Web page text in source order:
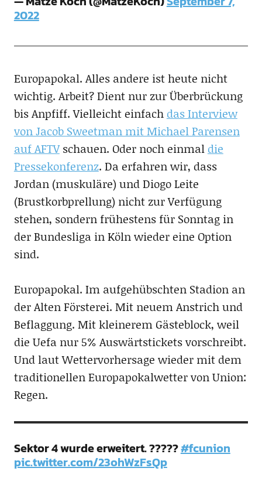
2022
Europapokal. Alles andere ist heute nicht
wichtig. Arbeit? Dient nur zur Überbrückung
bis Anpfiff. Vielleicht einfach das Interview
von Jacob Sweetman mit Michael Parensen
auf AFTVschauen. Oder noch einmal die
Pressekonferenz. Da erfahren wir, dass
Jordan (muskuläre) und Diogo Leite
(Brustkorbprellung) nicht zur Verfügung
stehen, sondern frühestens für Sonntag in
der Bundesliga in Köln wieder eine Option
sind.
Europapokal. Im aufgehübschten Stadion an
der Alten Försterei. Mit neuem Anstrich und
Beflaggung. Mit kleinerem Gästeblock, weil
die Uefa nur 5% Auswärtstickets vorschreibt.
Und laut Wettervorhersage wieder mit dem
traditionellen Europapokalwetter von Union:
Regen.
Sektor 4 wurde erweitert. ?????#fcunion
pic.twitter.com/23ohWzFsQp